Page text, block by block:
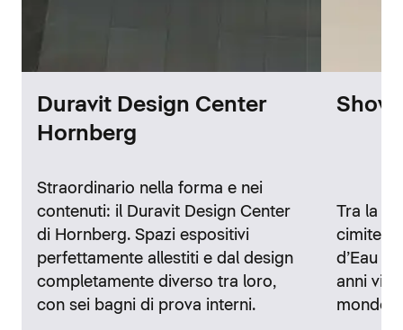
Duravit Design Center
Hornberg
Straordinario nella forma e nei
contenuti: il Duravit Design Center
di Hornberg. Spazi espositivi
perfettamente allestiti e dal design
completamente diverso tra loro,
con sei bagni di prova interni.
Tra la
cimitero
d’Eau
anni
mondo.